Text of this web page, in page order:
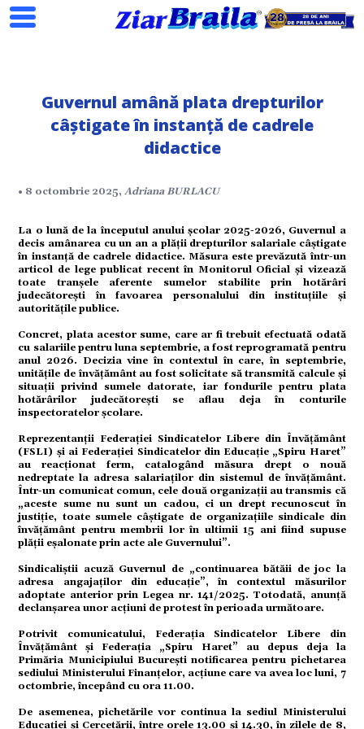
Guvernul amână plata drepturilor
câștigate în instanță de cadrele
didactice
• 8 octombrie 2025,Adriana BURLACU
La o lună de la începutul anului școlar 2025-2026, Guvernul a
decis amânarea cu un an a plății drepturilor salariale câștigate
în instanță de cadrele didactice. Măsura este prevăzută într-un
articol de lege publicat recent în Monitorul Oficial și vizează
toate tranșele aferente sumelor stabilite prin hotărâri
judecătorești în favoarea personalului din instituțiile și
autoritățile publice.
Concret, plata acestor sume, care ar fi trebuit efectuată odată
cu salariile pentru luna septembrie, a fost reprogramată pentru
anul 2026. Decizia vine în contextul în care, în septembrie,
unitățile de învățământ au fost solicitate să transmită calcule și
situații privind sumele datorate, iar fondurile pentru plata
hotărârilor judecătorești se aflau deja în conturile
inspectoratelor școlare.
Reprezentanții Federației Sindicatelor Libere din Învățământ
(FSLI) și ai Federației Sindicatelor din Educație „Spiru Haret”
au reacționat ferm, catalogând măsura drept o nouă
nedreptate la adresa salariaților din sistemul de învățământ.
Într-un comunicat comun, cele două organizații au transmis că
„aceste sume nu sunt un cadou, ci un drept recunoscut în
justiție, toate sumele câștigate de organizațiile sindicale din
învățământ pentru membrii lor în ultimii 15 ani fiind supuse
plății eșalonate prin acte ale Guvernului”.
Sindicaliștii acuză Guvernul de „continuarea bătăii de joc la
adresa angajaților din educație”, în contextul măsurilor
adoptate anterior prin Legea nr. 141/2025. Totodată, anunță
declanșarea unor acțiuni de protest în perioada următoare.
Potrivit comunicatului, Federația Sindicatelor Libere din
Învățământ și Federația „Spiru Haret” au depus deja la
Primăria Municipiului București notificarea pentru pichetarea
sediului Ministerului Finanțelor, acțiune care va avea loc luni, 7
octombrie, începând cu ora 11.00.
De asemenea, pichetările vor continua la sediul Ministerului
Educației și Cercetării, între orele 13.00 și 14.30, în zilele de 8,